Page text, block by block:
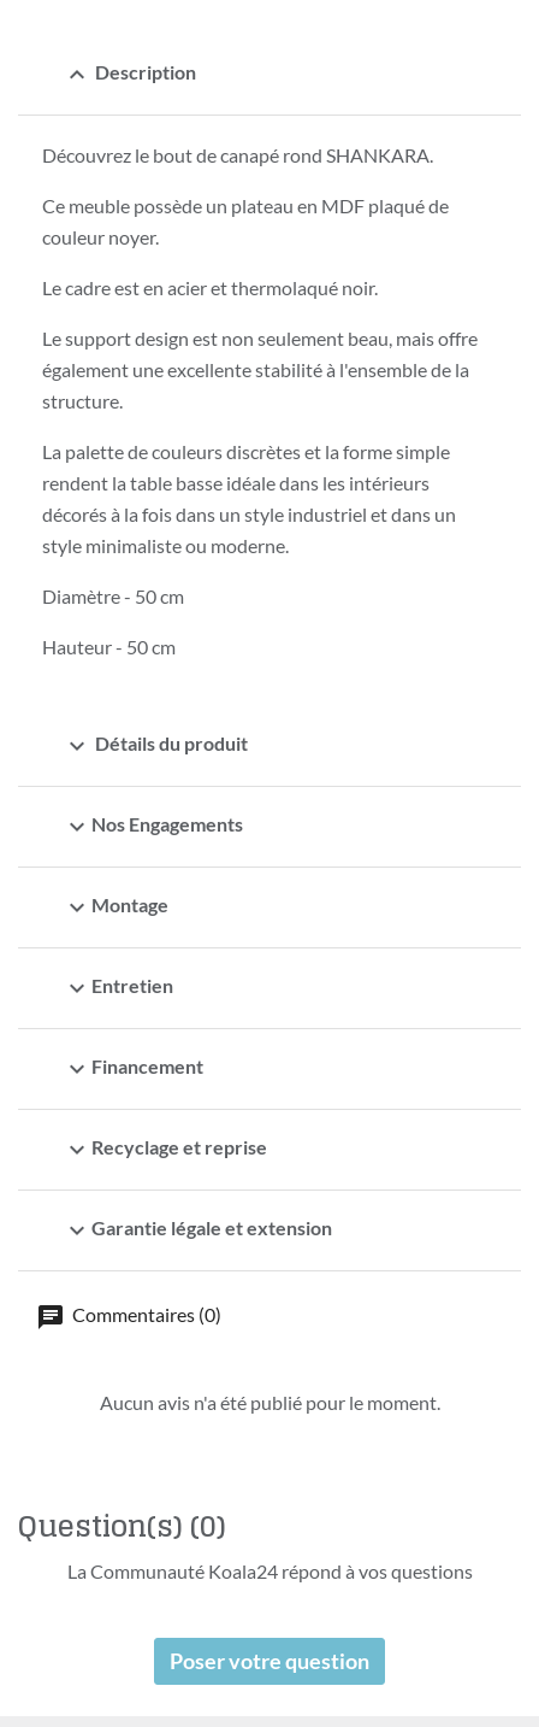
expand_less Description
Découvrez le bout de canapé rond SHANKARA.
Ce meuble possède un plateau en MDF plaqué de
couleur noyer.
Le cadre est en acier et thermolaqué noir.
Le support design est non seulement beau, mais offre
également une excellente stabilité à l'ensemble de la
structure.
La palette de couleurs discrètes et la forme simple
rendent la table basse idéale dans les intérieurs
décorés à la fois dans un style industriel et dans un
style minimaliste ou moderne.
Diamètre - 50 cm
Hauteur - 50 cm
expand_more Détails du produit
expand_more Nos Engagements
expand_more Montage
expand_more Entretien
expand_more Financement
expand_more Recyclage et reprise
expand_more Garantie légale et extension
Commentaires (0)
Aucun avis n'a été publié pour le moment.
Question(s)(0)
La Communauté Koala24 répond à vos questions
Poser votre question